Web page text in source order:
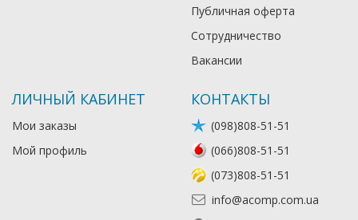
Публичная оферта
Сотрудничество
Вакансии
ЛИЧНЫЙ КАБИНЕТ
Мои заказы
Мой профиль
КОНТАКТЫ
(098)808-51-51
(066)808-51-51
(073)808-51-51
info@acomp.com.ua